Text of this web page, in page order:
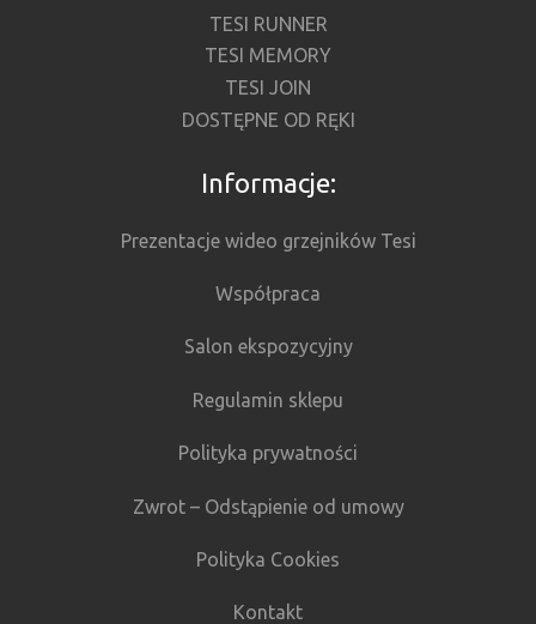
TESI RUNNER
TESI MEMORY
TESI JOIN
DOSTĘPNE OD RĘKI
Informacje:
Prezentacje wideo grzejników Tesi
Współpraca
Salon ekspozycyjny
Regulamin sklepu
Polityka prywatności
Zwrot – Odstąpienie od umowy
Polityka Cookies
Kontakt